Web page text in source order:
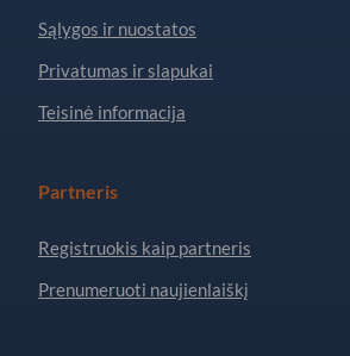
Sąlygos ir nuostatos
Privatumas ir slapukai
Teisinė informacija
Partneris
Registruokis kaip partneris
Prenumeruoti naujienlaiškį